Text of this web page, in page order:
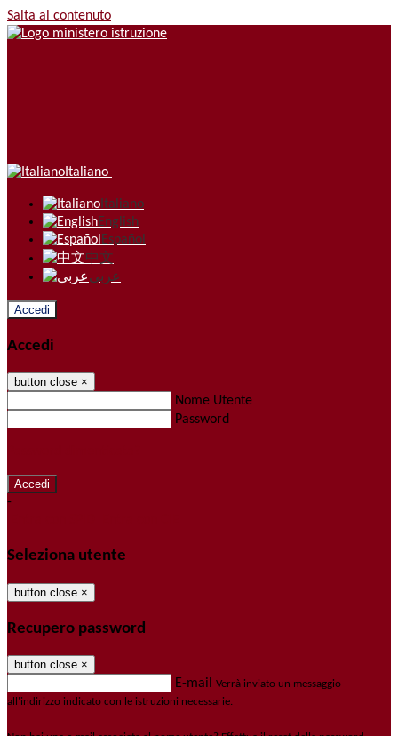
Salta al contenuto
Italiano
Italiano
English
Español
中文
عربى
Accedi
Accedi
button close ×
Nome Utente
Password
-
Seleziona utente
button close ×
Recupero password
button close ×
E-mail Verrà inviato un messaggio
all'indirizzo indicato con le istruzioni necessarie.